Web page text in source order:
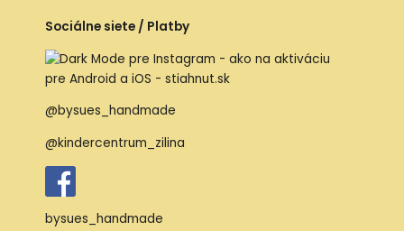
Sociálne siete / Platby
@bysues_handmade
@kindercentrum_zilina
bysues_handmade